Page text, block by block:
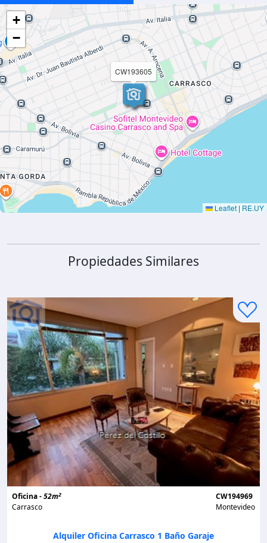
CW193605
+
−
Leaflet | RE.UY
Propiedades Similares
Oficina -52m2
Carrasco
CW194969
Montevideo
Alquiler Oficina Carrasco 1 Baño Garaje